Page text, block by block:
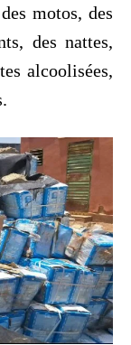
motos, des
des nattes,
alcoolisées,